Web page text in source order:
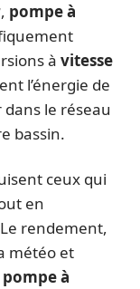
, pompe à
à vitesse
l’énergie de
dans le réseau
bassin.
ceux qui
en
rendement,
météo et
pompe à